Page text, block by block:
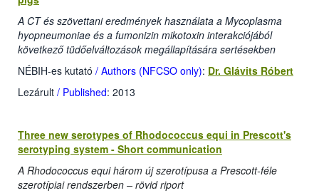
A CT és szövettani eredmények használata a Mycoplasma
hyopneumoniae és a fumonizin mikotoxin interakciójából
következő tüdőelváltozások megállapítására sertésekben
NÉBIH-es kutató / Authors (NFCSO only): Dr. Glávits Róbert
Lezárult / Published: 2013
Three new serotypes of Rhodococcus equi in Prescott's
serotyping system - Short communication
A Rhodococcus equi három új szerotípusa a Prescott-féle
szerotípiai rendszerben – rövid riport